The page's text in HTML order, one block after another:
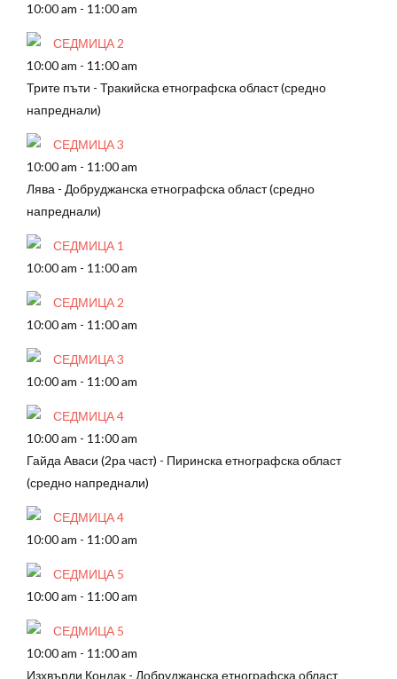
10:00 am - 11:00 am
СЕДМИЦА 2
10:00 am - 11:00 am
Трите пъти - Тракийска етнографска област (средно
напреднали)
СЕДМИЦА 3
10:00 am - 11:00 am
Лява - Добруджанска етнографска област (средно
напреднали)
СЕДМИЦА 1
10:00 am - 11:00 am
СЕДМИЦА 2
10:00 am - 11:00 am
СЕДМИЦА 3
10:00 am - 11:00 am
СЕДМИЦА 4
10:00 am - 11:00 am
Гайда Аваси (2ра част) - Пиринска етнографска област
(средно напреднали)
СЕДМИЦА 4
10:00 am - 11:00 am
СЕДМИЦА 5
10:00 am - 11:00 am
СЕДМИЦА 5
10:00 am - 11:00 am
Изхвърли Кондак - Добруджанска етнографска област